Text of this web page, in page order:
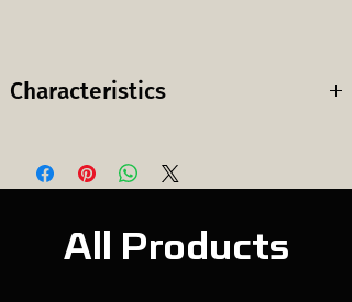
Characteristics
ხის სახეობა:
კაკალი
სელექცია:
ABC
All Products